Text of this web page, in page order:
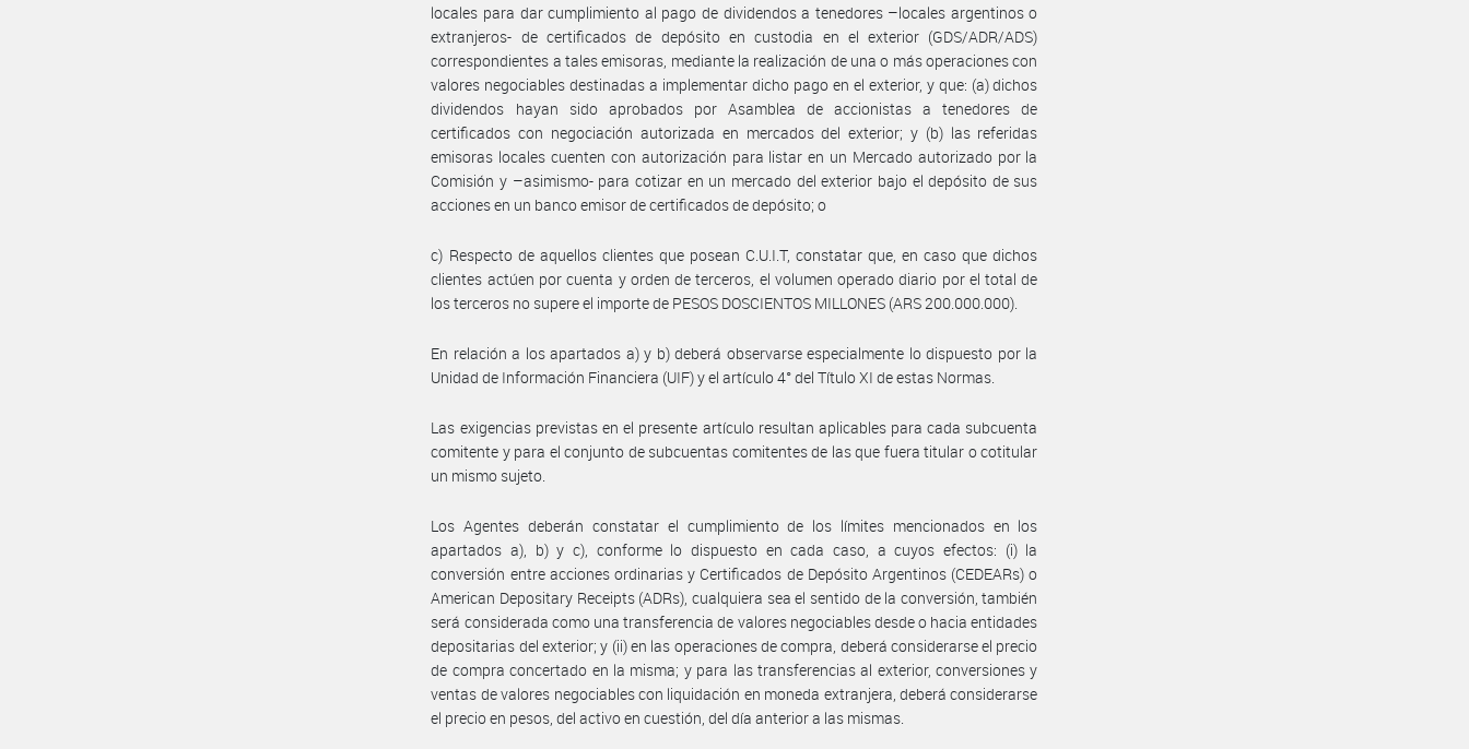
locales para dar cumplimiento al pago de dividendos a tenedores –locales argentinos o
extranjeros- de certificados de depósito en custodia en el exterior (GDS/ADR/ADS)
correspondientes a tales emisoras, mediante la realización de una o más operaciones con
valores negociables destinadas a implementar dicho pago en el exterior, y que: (a) dichos
dividendos hayan sido aprobados por Asamblea de accionistas a tenedores de
certificados con negociación autorizada en mercados del exterior; y (b) las referidas
emisoras locales cuenten con autorización para listar en un Mercado autorizado por la
Comisión y –asimismo- para cotizar en un mercado del exterior bajo el depósito de sus
acciones en un banco emisor de certificados de depósito; o
c) Respecto de aquellos clientes que posean C.U.I.T, constatar que, en caso que dichos
clientes actúen por cuenta y orden de terceros, el volumen operado diario por el total de
los terceros no supere el importe de PESOS DOSCIENTOS MILLONES (ARS 200.000.000).
En relación a los apartados a) y b) deberá observarse especialmente lo dispuesto por la
Unidad de Información Financiera (UIF) y el artículo 4° del Título XI de estas Normas.
Las exigencias previstas en el presente artículo resultan aplicables para cada subcuenta
comitente y para el conjunto de subcuentas comitentes de las que fuera titular o cotitular
un mismo sujeto.
Los Agentes deberán constatar el cumplimiento de los límites mencionados en los
apartados a), b) y c), conforme lo dispuesto en cada caso, a cuyos efectos: (i) la
conversión entre acciones ordinarias y Certificados de Depósito Argentinos (CEDEARs) o
American Depositary Receipts (ADRs), cualquiera sea el sentido de la conversión, también
será considerada como una transferencia de valores negociables desde o hacia entidades
depositarias del exterior; y (ii) en las operaciones de compra, deberá considerarse el precio
de compra concertado en la misma; y para las transferencias al exterior, conversiones y
ventas de valores negociables con liquidación en moneda extranjera, deberá considerarse
el precio en pesos, del activo en cuestión, del día anterior a las mismas.